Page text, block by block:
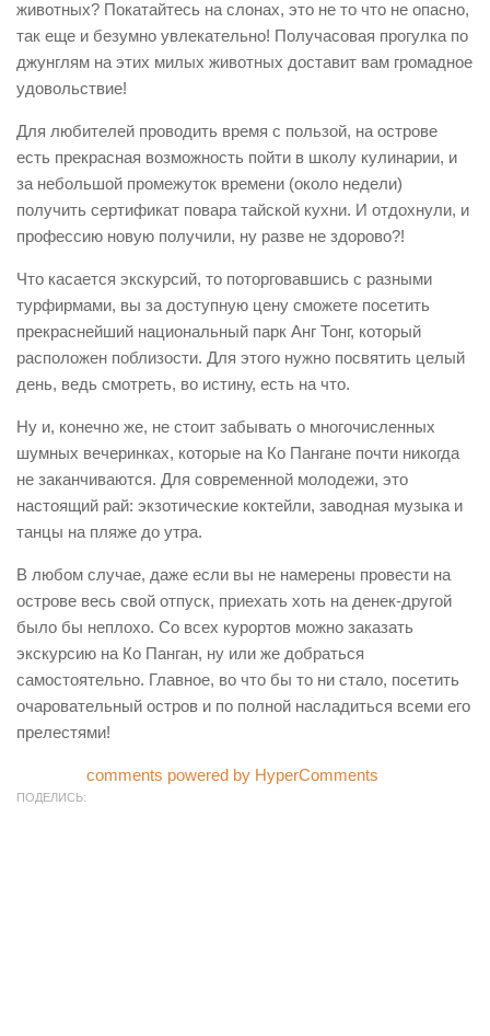
животных? Покатайтесь на слонах, это не то что не опасно,
так еще и безумно увлекательно! Получасовая прогулка по
джунглям на этих милых животных доставит вам громадное
удовольствие!
Для любителей проводить время с пользой, на острове
есть прекрасная возможность пойти в школу кулинарии, и
за небольшой промежуток времени (около недели)
получить сертификат повара тайской кухни. И отдохнули, и
профессию новую получили, ну разве не здорово?!
Что касается экскурсий, то поторговавшись с разными
турфирмами, вы за доступную цену сможете посетить
прекраснейший национальный парк Анг Тонг, который
расположен поблизости. Для этого нужно посвятить целый
день, ведь смотреть, во истину, есть на что.
Ну и, конечно же, не стоит забывать о многочисленных
шумных вечеринках, которые на Ко Пангане почти никогда
не заканчиваются. Для современной молодежи, это
настоящий рай: экзотические коктейли, заводная музыка и
танцы на пляже до утра.
В любом случае, даже если вы не намерены провести на
острове весь свой отпуск, приехать хоть на денек-другой
было бы неплохо. Со всех курортов можно заказать
экскурсию на Ко Панган, ну или же добраться
самостоятельно. Главное, во что бы то ни стало, посетить
очаровательный остров и по полной насладиться всеми его
прелестями!
comments powered by HyperComments
ПОДЕЛИСЬ: